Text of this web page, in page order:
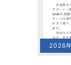
2026